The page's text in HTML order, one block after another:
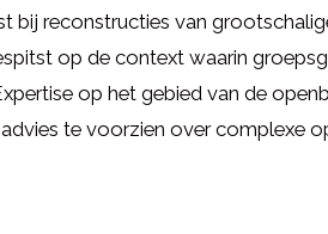
bij reconstructies van
op de context waarin
op het gebied van de
te voorzien over complexe